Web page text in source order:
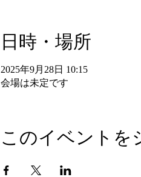
日時・場所
2025年9月28日 10:15
会場は未定です
このイベントを